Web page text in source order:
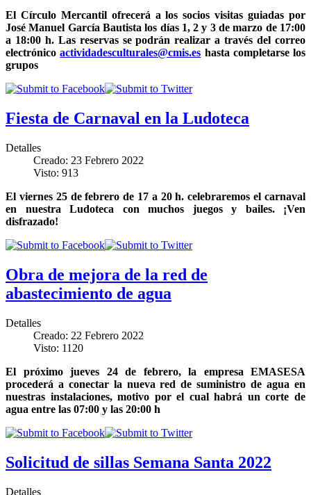
El Círculo Mercantil ofrecerá a los socios visitas guiadas por
José Manuel García Bautista los días 1, 2 y 3 de marzo de 17:00
a 18:00 h. Las reservas se podrán realizar a través del correo
electrónicoactividadesculturales@cmis.es hasta completarse los
grupos
Fiesta de Carnaval en la Ludoteca
Detalles
Creado: 23 Febrero 2022
Visto: 913
El viernes 25 de febrero de 17 a 20 h. celebraremos el carnaval
en nuestra Ludoteca con muchos juegos y bailes. ¡Ven
disfrazado!
Obra de mejora de la red de
abastecimiento de agua
Detalles
Creado: 22 Febrero 2022
Visto: 1120
El próximo jueves 24 de febrero, la empresa EMASESA
procederá a conectar la nueva red de suministro de agua en
nuestras instalaciones, motivo por el cual habrá un corte de
agua entre las 07:00 y las 20:00 h
Solicitud de sillas Semana Santa 2022
Detalles